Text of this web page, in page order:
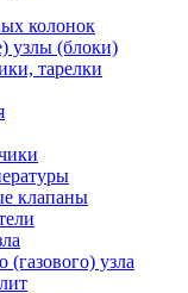
колонок
узлы (блоки)
тарелки
клапаны
(газового) узла